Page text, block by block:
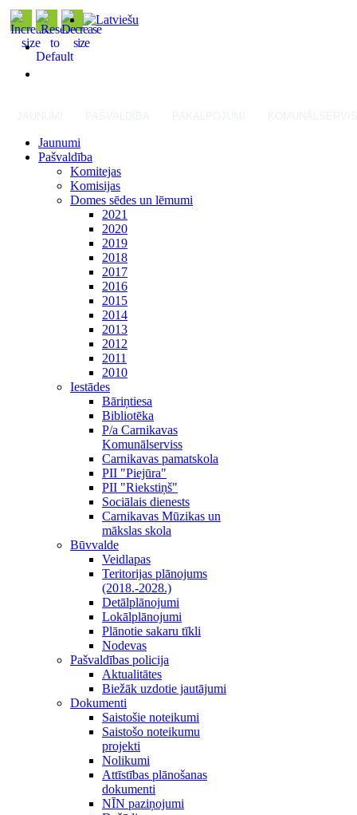
Jaunumi
Pašvaldība
Komitejas
Komisijas
Domes sēdes un lēmumi
2021
2020
2019
2018
2017
2016
2015
2014
2013
2012
2011
2010
Iestādes
Bāriņtiesa
Bibliotēka
P/a Carnikavas
Komunālserviss
Carnikavas pamatskola
PII "Piejūra"
PII "Riekstiņš"
Sociālais dienests
Carnikavas Mūzikas un
mākslas skola
Būvvalde
Veidlapas
Teritorijas plānojums
(2018.-2028.)
Detālplānojumi
Lokālplānojumi
Plānotie sakaru tīkli
Nodevas
Pašvaldības policija
Aktualitātes
Biežāk uzdotie jautājumi
Dokumenti
Saistošie noteikumi
Saistošo noteikumu
projekti
Nolikumi
Attīstības plānošanas
dokumenti
NĪN paziņojumi